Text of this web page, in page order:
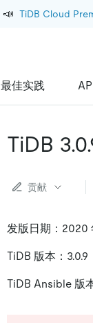
📣 TiDB Cloud
最佳实践
TiDB
贡献
发版日期：2020
TiDB 版本：3.0.9
TiDB Ansible 版